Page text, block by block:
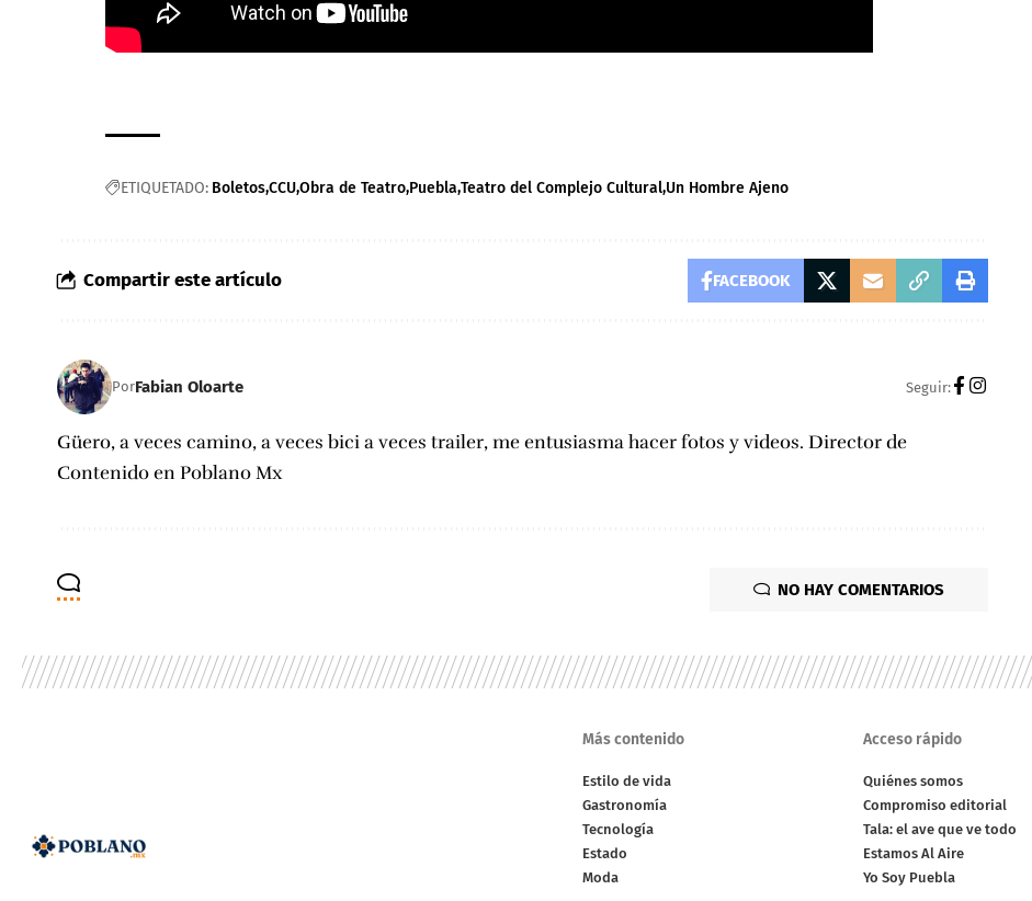
ETIQUETADO: BoletosCCUObra de Teatro PueblaTeatro del Complejo Cultural Un Hombre Ajeno
Compartir este artículo FACEBOOK
PorFabian Oloarte Seguir:
Güero, a veces camino, a veces bici a veces trailer, me entusiasma hacer fotos y videos. Director de
Contenido en Poblano Mx
NO HAY COMENTARIOS
Más contenido
Estilo de vida
Gastronomía
Tecnología
Estado
Moda
Acceso rápido
Quiénes somos
Compromiso editorial
Tala: el ave que ve todo
Estamos Al Aire
Yo Soy Puebla